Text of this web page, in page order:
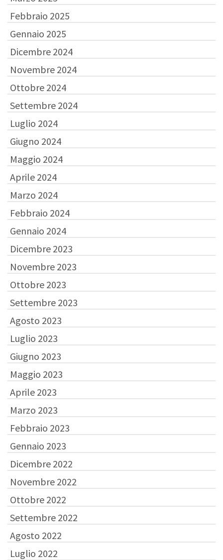
Febbraio 2025
Gennaio 2025
Dicembre 2024
Novembre 2024
Ottobre 2024
Settembre 2024
Luglio 2024
Giugno 2024
Maggio 2024
Aprile 2024
Marzo 2024
Febbraio 2024
Gennaio 2024
Dicembre 2023
Novembre 2023
Ottobre 2023
Settembre 2023
Agosto 2023
Luglio 2023
Giugno 2023
Maggio 2023
Aprile 2023
Marzo 2023
Febbraio 2023
Gennaio 2023
Dicembre 2022
Novembre 2022
Ottobre 2022
Settembre 2022
Agosto 2022
Luglio 2022